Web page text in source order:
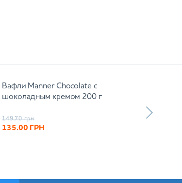
Вафли Manner Chocolate с
шоколадным кремом 200 г
149.70 грн
135.00 ГРН